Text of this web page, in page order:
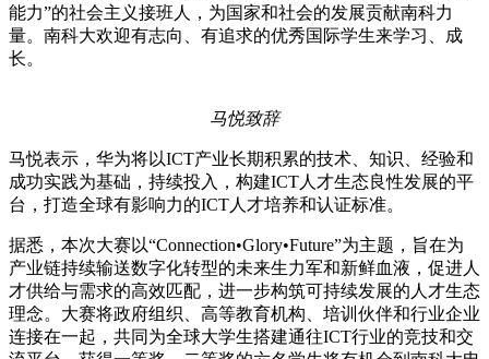
能力”的社会主义接班人，为国家和社会的发展贡献南科力
量。南科大欢迎有志向、有追求的优秀国际学生来学习、成
长。
马悦致辞
马悦表示，华为将以ICT产业长期积累的技术、知识、经验和
成功实践为基础，持续投入，构建ICT人才生态良性发展的平
台，打造全球有影响力的ICT人才培养和认证标准。
据悉，本次大赛以“Connection•Glory•Future”为主题，旨在为
产业链持续输送数字化转型的未来生力军和新鲜血液，促进人
才供给与需求的高效匹配，进一步构筑可持续发展的人才生态
理念。大赛将政府组织、高等教育机构、培训伙伴和行业企业
连接在一起，共同为全球大学生搭建通往ICT行业的竞技和交